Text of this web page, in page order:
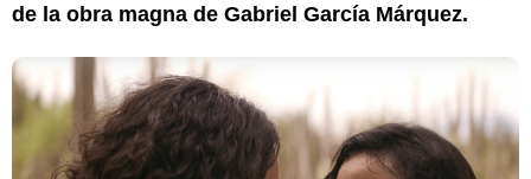
de la obra magna de Gabriel García Márquez.